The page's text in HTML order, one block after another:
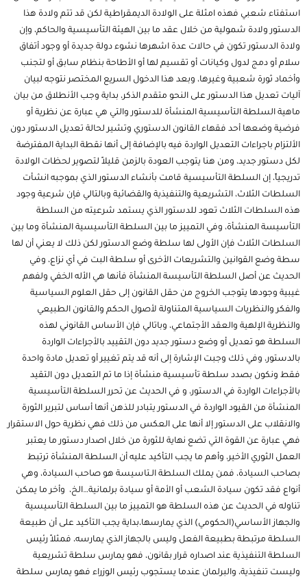
استفتاء شعبي فهذه امثلة على الولادة الديمقراطية لكن قد تتم ولادة هذا
الدستور ولادة شمولية من خلال عقد ما بين الهيئة التأسيسية والحاكم، وإن
ولادة الدستور تكون في حالات عدة اشهرها نشوء دولة جديدة أو وجود أتفاق
سلام أو دمج لدول وكيانات أو تقسيم لها أو الأطاحة بنظام سابق أو لتجنب
وأخماد ثورة شعبية وغيرها، وبعد هذا الدخول السريع المختصر نتوجه لبيان
آليات تعديل هذا الدستور على النحو متقدم الذكر، بداية وجب الأنطلاق من بيان
ماهية السلطة التأسيسية المنشأة للدستور والتي هي عبارة عن نظرية أو
فرضية وضعها أحد فقهاء القانون الدستوري وتشير لحالة تعديل الدستوردون
الألتزام باجراءات التعديل الواردة فيه بالإضافة إلى أنها نقطة البداية المفترضة
لكل دستور جديد، ومن هنا يتوجب العودة بالزمن قليلاً لتصوير لحظات الولادة
تدريجياً، إن السلطة التأسيسية قامت بأنشاء الدستور الذي بموجبه انشأت
السلطات الثلاث، التشريعية والتنفيذية والقضائية وبالتالي فإن شرعية وجود
هذه السلطات الثلاث تعود للدستور الذي يستمد شرعيته من السلطة
التأسيسة المنشأة، وفي التمييز ما بين السلطة التأسيسية المنشأة وما بين
السلطات الثلاث فإن الأولى لها سلطة وضع الدستور لكن ذلك لا يعني أن لها
سطة وضع القوانين والتشريعات الأخرى أو سلطة البت في أي نزاع، وفي
الحديث عن أصل السلطة التأسيسة المنشأة فأنها هي الأله الخفي ولفهم
غيبية وجودها يتوجب الخروج من حقل القانون إلى حقل العلوم السياسية
والفكر والنظريات السياسية المتناولة لأصول الحكم والقانون الطبيعي
والنظرية الإلهية والعقد الأجتماعي، وباتالي فإن الأساس القانوني لهذه
السلطة هو تعديل أو وضع دستور جديد دون التقييد بالأجراءات الواردة
بالدستور، وفي ذلك وجبت الإشارة إلى أنه قد يتم تغيير أو تعديل مادة واحدة
فقط ونكون بصدد سلطة تأسيسية منشأة إذا ما تم التعديل دون التقيد
بالأجراءات الواردة في الدستور، و في الحديث عن تحرر السلطة التأسيسية
المنشأة من القيود الواردة في الدستور يتبادر للذهن أنها أساس لتبرير الثورة
والانقلاب على الدستور إلا أنها على العكس من ذلك فهي نظرية حول الاستقرار
فهي عبارة عن القوة التي تضع نهاية للثورة من خلال اصدار دستور ما يعتبر
العمل الثوري الأخير، وأهم ما يجب التأكيد عليه أن السلطة المنشأة ترتبط
بصاحب السيادة، فمن يملك السلطة الـتاسيسة هو صاحب السيادة، وهي
أنواع فقد تكون سيادة الشعب أو الأمة أو سيادة برلمانية…الخ، وأخر ما يمكن
تناوله في الحديث عن هذه السلطة هو التمييز ما بين السلطة التأسيسية
والجهاز الأساسي(الحكومي) الذي يمارسها،بداية يجب التأكيد على أن طبيعة
السلطة مرتبطة بطبيعة الفعل وليس بالجهاز الذي يمارسه، فمثلاً رئيس
السلطة التنفيذية عند اصداره قرار بقانون، فهو يمارس سلطة تشريعية
وليست تنفيذية، والبرلمان عندما يستجوب رئيس الوزراء فهو يمارس سلطة